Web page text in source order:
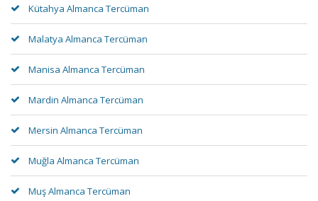
Kütahya Almanca Tercüman
Malatya Almanca Tercüman
Manisa Almanca Tercüman
Mardin Almanca Tercüman
Mersin Almanca Tercüman
Muğla Almanca Tercüman
Muş Almanca Tercüman